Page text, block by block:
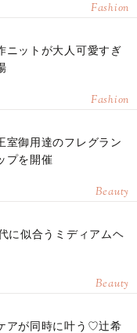
Fashion
ニットが大人可愛すぎ
Fashion
御用達のフレグラン
プを開催
Beauty
に似合うミディアムヘ
Beauty
アが同時に叶う♡辻希